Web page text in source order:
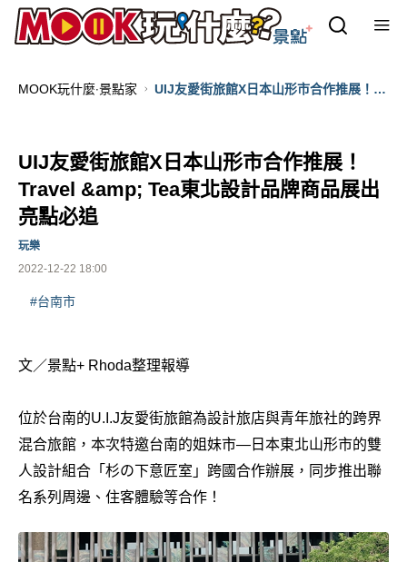
MOOK玩什麼‧景點家
UIJ友愛街旅館X日本山形市合作推展！
UIJ友愛街旅館X日本山形市合作推展！
Travel &amp; Tea東北設計品牌商品展出
亮點必追
2022-12-22 18:00
玩樂
#台南市
文／景點+ Rhoda整理報導
位於台南的U.I.J友愛街旅館為設計旅店與青年旅社的跨界
混合旅館，本次特邀台南的姐妹市—日本東北山形市的雙
人設計組合「杉の下意匠室」跨國合作辦展，同步推出聯
名系列周邊、住客體驗等合作！